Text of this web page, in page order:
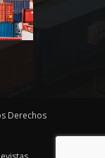
Derechos